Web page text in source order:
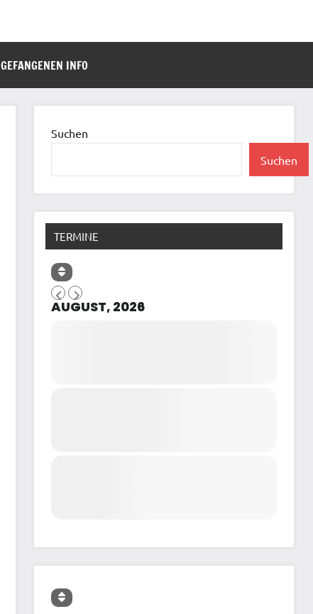
GEFANGENEN INFO
Suchen
Suchen
TERMINE
AUGUST, 2026